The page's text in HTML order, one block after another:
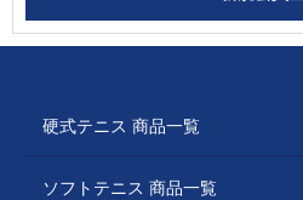
硬式テニス 商品一覧
ソフトテニス 商品一覧